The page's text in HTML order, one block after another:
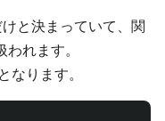
と決まっていて、関
れます。
ります。